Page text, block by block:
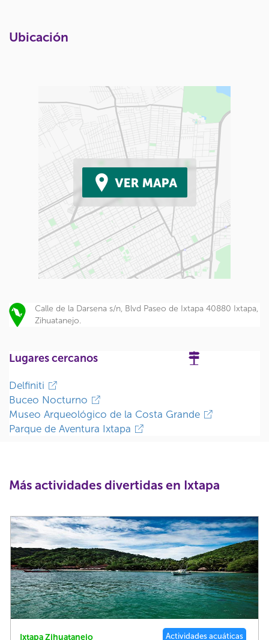
Ubicación
Calle de la Darsena s/n, Blvd Paseo de Ixtapa 40880 Ixtapa,
Zihuatanejo.
Lugares cercanos
Delfiniti
Buceo Nocturno
Museo Arqueológico de la Costa Grande
Parque de Aventura Ixtapa
Más actividades divertidas en Ixtapa
Ixtapa Zihuatanejo Actividades acuáticas